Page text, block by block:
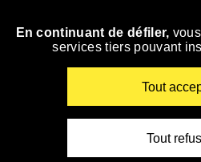
Accéder
En continuant de défiler,
services tiers pouvant
Tout
Tout